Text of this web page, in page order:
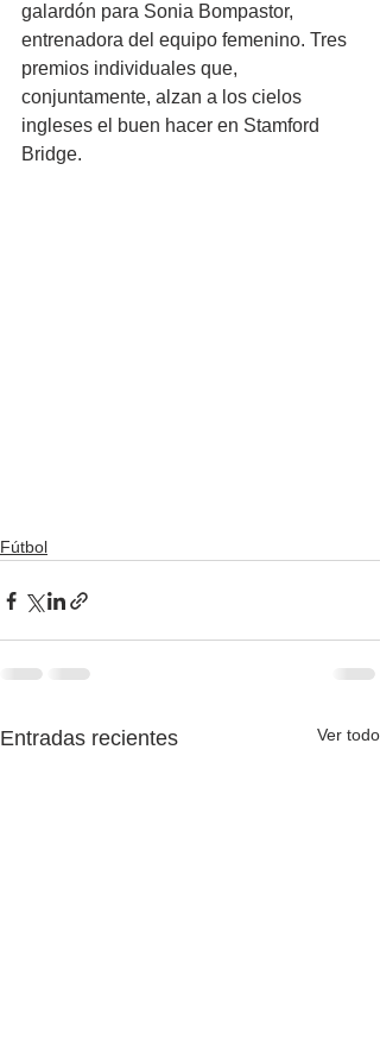
galardón para Sonia Bompastor,
entrenadora del equipo femenino. Tres
premios individuales que,
conjuntamente, alzan a los cielos
ingleses el buen hacer en Stamford
Bridge.
Fútbol
Entradas recientes Ver todo